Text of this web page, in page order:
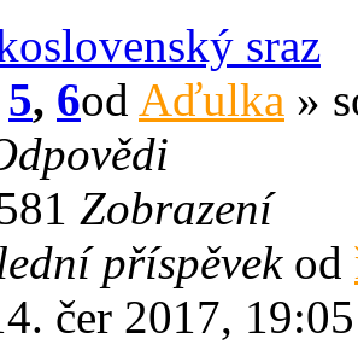
sraz
5, 6od Aďulka »
Zobrazení
příspěvek od
čer 2017, 19:05